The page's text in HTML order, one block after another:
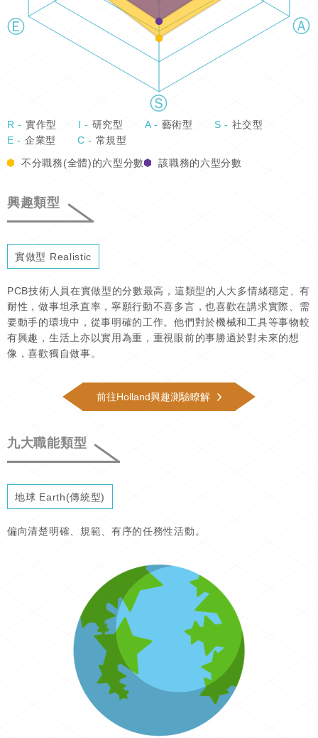
R - 實作型 I - 研究型 A - 藝術型 S - 社交型
E - 企業型 C - 常規型
不分職務(全體)的六型分數
該職務的六型分數
興趣類型
實做型 Realistic
PCB技術人員在實做型的分數最高，這類型的人大多情緒穩定、有
耐性，做事坦承直率，寧願行動不喜多言，也喜歡在講求實際、需
要動手的環境中，從事明確的工作。他們對於機械和工具等事物較
有興趣，生活上亦以實用為重，重視眼前的事勝過於對未來的想
像，喜歡獨自做事。
前往Holland興趣測驗瞭解
九大職能類型
地球 Earth(傳統型)
偏向清楚明確、規範、有序的任務性活動。